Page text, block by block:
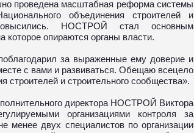
проведена масштабная реформа системы
объединения строителей и
НОСТРОЙ стал основным
опираются органы власти.
за выраженные ему доверие и
с вами и развиваться. Обещаю всецело
строителей и строительного сообщества».
директора НОСТРОЙ Виктора
организациями контроля за
менее двух специалистов по организации